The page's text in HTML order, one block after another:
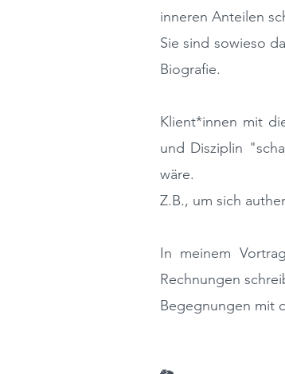
inneren Anteilen
Sie sind sowieso
Biografie.
Klient*innen mit
und Disziplin
wäre.
Z.B., um sich
In meinem Vortrag
Rechnungen
Begegnungen mit